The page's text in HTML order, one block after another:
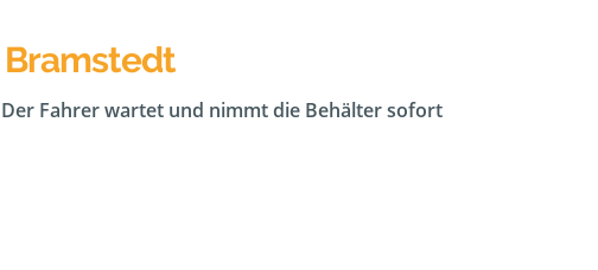
Fahrer wartet und nimmt die Behälter sofort